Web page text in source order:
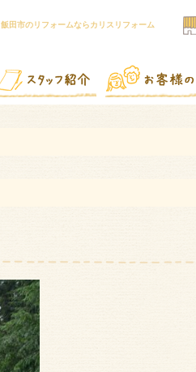
飯田市のリフォームならカリスリフォーム